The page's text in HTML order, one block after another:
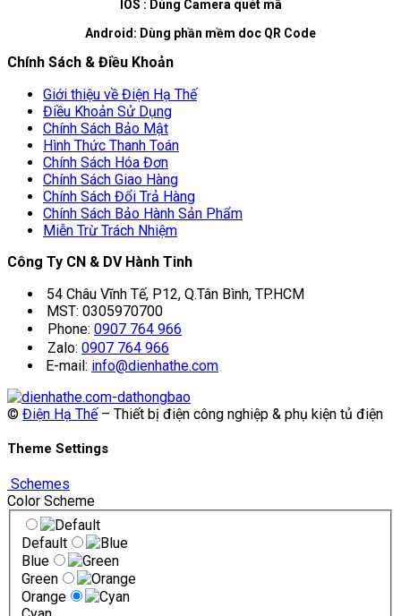
IOS : Dùng Camera quét mã
Android: Dùng phần mềm doc QR Code
Chính Sách & Điều Khoản
Giới thiệu về Điện Hạ Thế
Điều Khoản Sử Dụng
Chính Sách Bảo Mật
Hình Thức Thanh Toán
Chính Sách Hóa Đơn
Chính Sách Giao Hàng
Chính Sách Đổi Trả Hàng
Chính Sách Bảo Hành Sản Phẩm
Miễn Trừ Trách Nhiệm
Công Ty CN & DV Hành Tinh
54 Châu Vĩnh Tế, P12, Q.Tân Bình, TP.HCM
MST: 0305970700
Phone: 0907 764 966
Zalo: 0907 764 966
E-mail: info@dienhathe.com
© Điện Hạ Thế– Thiết bị điện công nghiệp & phụ kiện tủ điện
Theme Settings
Schemes
Color Scheme
Default
Blue
Green
Orange